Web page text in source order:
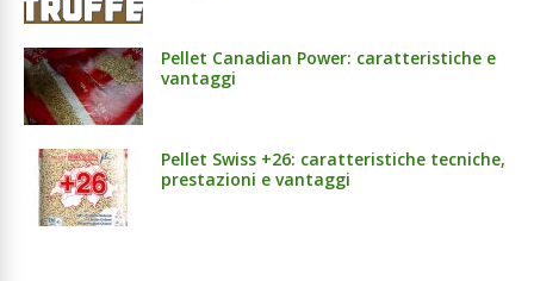
Pellet Canadian Power: caratteristiche e
vantaggi
Pellet Swiss +26: caratteristiche tecniche,
prestazioni e vantaggi